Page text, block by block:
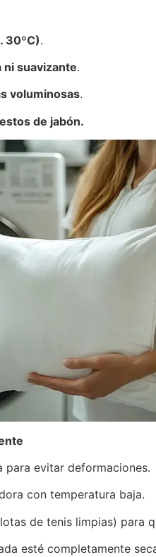
30ºC).
ni suavizante.
voluminosas.
de jabón.
para evitar deformaciones.
con temperatura baja.
de tenis limpias) para
esté completamente